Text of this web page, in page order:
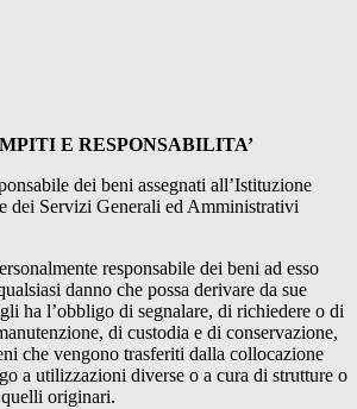
E RESPONSABILITA’
dei beni assegnati all’Istituzione
dei Servizi Generali ed Amministrativi
responsabile dei beni ad esso
danno che possa derivare da sue
ha l’obbligo di segnalare, di richiedere o di
di custodia e di conservazione,
che vengono trasferiti dalla collocazione
a utilizzazioni diverse o a cura di strutture o
originari.